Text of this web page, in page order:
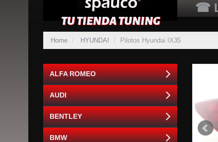
TU TIENDA TUNING
☎
Home HYUNDAI Pilotos Hyundai IX35
ALFA ROMEO
AUDI
BENTLEY
BMW